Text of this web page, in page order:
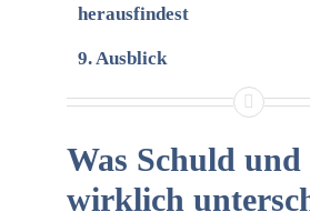
herausfindest
Ausblick
Was Schuld und
wirklich